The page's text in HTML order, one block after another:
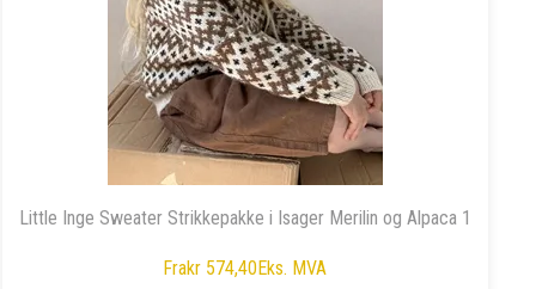
Little Inge Sweater Strikkepakke i Isager Merilin og Alpaca 1
Frakr 574,40Eks. MVA